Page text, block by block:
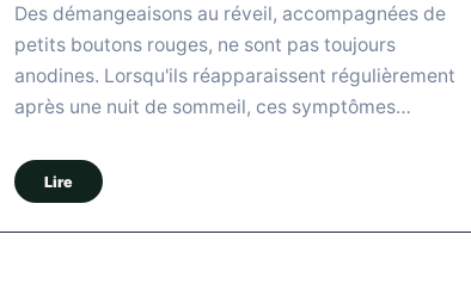
Des démangeaisons au réveil, accompagnées de
petits boutons rouges, ne sont pas toujours
anodines. Lorsqu'ils réapparaissent régulièrement
après une nuit de sommeil, ces symptômes…
Lire